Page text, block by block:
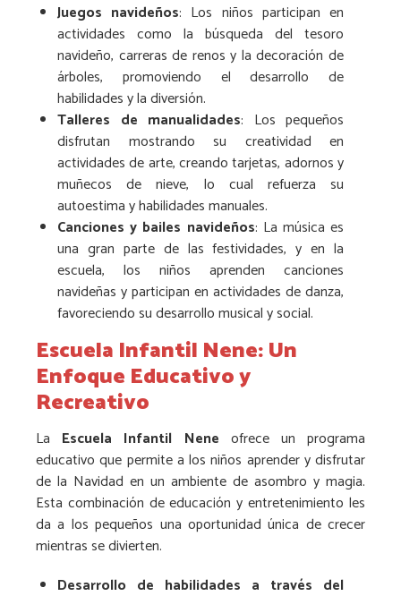
Juegos navideños: Los niños participan en
actividades como la búsqueda del tesoro
navideño, carreras de renos y la decoración de
árboles, promoviendo el desarrollo de
habilidades y la diversión.
Talleres de manualidades: Los pequeños
disfrutan mostrando su creatividad en
actividades de arte, creando tarjetas, adornos y
muñecos de nieve, lo cual refuerza su
autoestima y habilidades manuales.
Canciones y bailes navideños: La música es
una gran parte de las festividades, y en la
escuela, los niños aprenden canciones
navideñas y participan en actividades de danza,
favoreciendo su desarrollo musical y social.
Escuela Infantil Nene: Un
Enfoque Educativo y
Recreativo
La Escuela Infantil Nene ofrece un programa
educativo que permite a los niños aprender y disfrutar
de la Navidad en un ambiente de asombro y magia.
Esta combinación de educación y entretenimiento les
da a los pequeños una oportunidad única de crecer
mientras se divierten.
Desarrollo de habilidades a través del